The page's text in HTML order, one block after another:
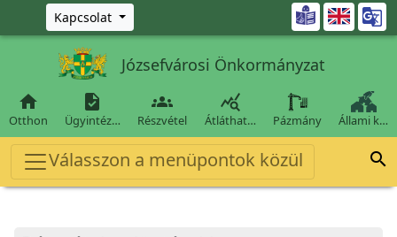
Ugrás a fő tartalomra
Kapcsolat 
Józsefvárosi Önkormányzat

Otthon

Ügyintéz…

Részvétel

Átláthat… Pázmány Állami k…
Válasszon a menüpontok közül 